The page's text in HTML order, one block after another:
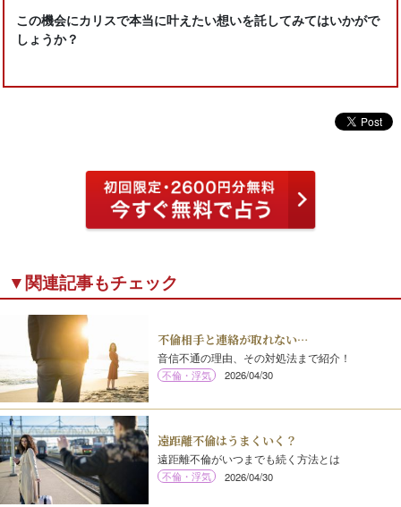
この機会にカリスで本当に叶えたい想いを託してみてはいかがで
しょうか？
▼関連記事もチェック
不倫相手と連絡が取れない…
音信不通の理由、その対処法まで紹介！
不倫・浮気 2026/04/30
遠距離不倫はうまくいく？
遠距離不倫がいつまでも続く方法とは
不倫・浮気 2026/04/30